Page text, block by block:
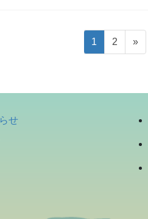
固
定
1
固
定
2 »
せ